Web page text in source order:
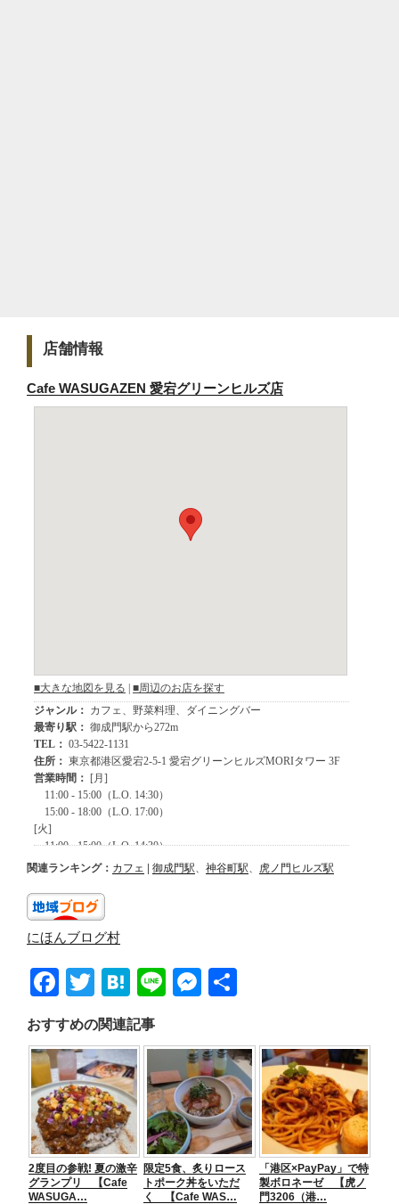
店舗情報
Cafe WASUGAZEN 愛宕グリーンヒルズ店
関連ランキング： カフェ 御成門駅、 神谷町駅、 虎ノ門ヒルズ駅
にほんブログ村
F
a
c
e
b
o
o
k
T
wi
tt
er
H
at
e
n
a
Li
e
M
ss
e
n
g
er
おすすめの関連記事
2度目の参戦! 夏の激辛
グランプリ 【Cafe
WASUGA…
限定5食、炙りロース
トポーク丼をいただ
く 【Cafe WAS…
「港区×PayPay」で特
製ボロネーゼ 【虎ノ
門3206（港…